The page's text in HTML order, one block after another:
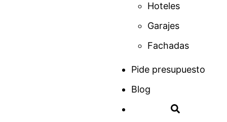
Hoteles
Garajes
Fachadas
Pide presupuesto
Blog